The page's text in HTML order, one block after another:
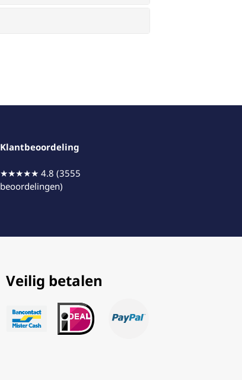
Klantbeoordeling
★★★★★ 4.8 (3555
beoordelingen)
Veilig betalen